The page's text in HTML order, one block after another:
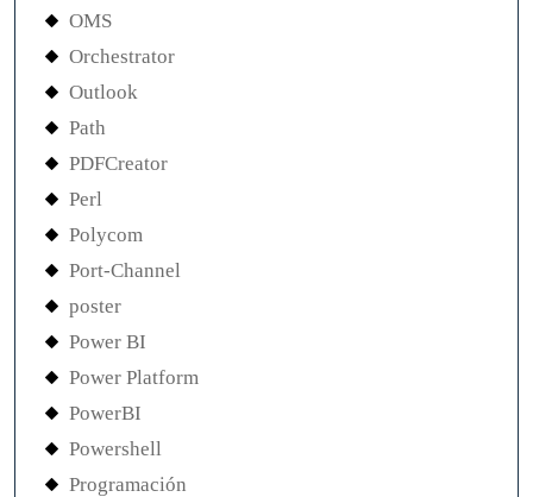
OMS
Orchestrator
Outlook
Path
PDFCreator
Perl
Polycom
Port-Channel
poster
Power BI
Power Platform
PowerBI
Powershell
Programación